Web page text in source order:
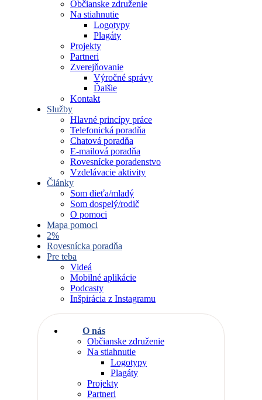
Občianske združenie
Na stiahnutie
Logotypy
Plagáty
Projekty
Partneri
Zverejňovanie
Výročné správy
Ďalšie
Kontakt
Služby
Hlavné princípy práce
Telefonická poradňa
Chatová poradňa
E-mailová poradňa
Rovesnícke poradenstvo
Vzdelávacie aktivity
Články
Som dieťa/mladý
Som dospelý/rodič
O pomoci
Mapa pomoci
2%
Rovesnícka poradňa
Pre teba
Videá
Mobilné aplikácie
Podcasty
Inšpirácia z Instagramu
O nás
Občianske združenie
Na stiahnutie
Logotypy
Plagáty
Projekty
Partneri